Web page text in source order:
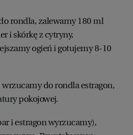
rondla, zalewamy 180 ml
i skórkę z cytryny,
ogień i gotujemy 8-10
do rondla estragon,
pokojowej.
i estragon wyrzucamy),